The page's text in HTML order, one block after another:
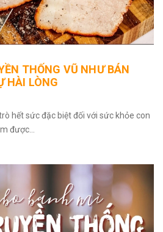
THỐNG VŨ NHƯ BÁN
HÀI LÒNG
hết sức đặc biệt đối với sức khỏe con
được...